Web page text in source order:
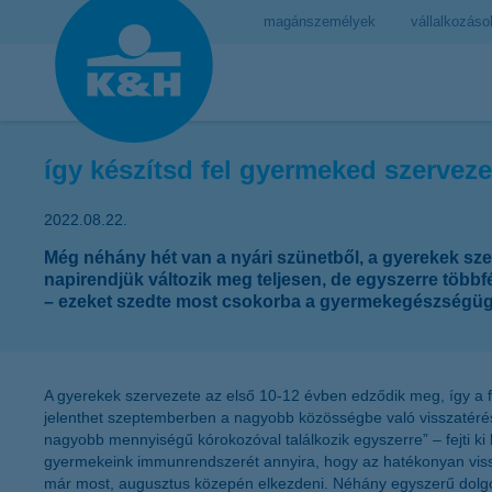
magánszemélyek
így készítsd fel gyermeked
2022.08.22.
Még néhány hét van a nyári szünetből, a gyerekek
napirendjük változik meg teljesen, de egyszerre
– ezeket szedte most csokorba a
A gyerekek szervezete az első 10-12 évben edződik meg, így
jelenthet szeptemberben a nagyobb közösségbe való
nagyobb mennyiségű kórokozóval találkozik egyszerre” – fejti ki
gyermekeink immunrendszerét annyira, hogy az hatékonyan
már most, augusztus közepén elkezdeni. Néhány egyszerű